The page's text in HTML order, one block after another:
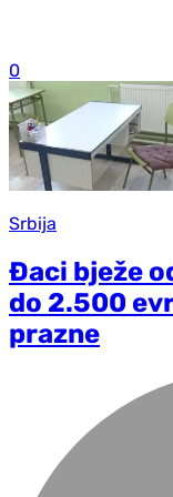
0
Srbija
Đaci bježe
do 2.500
prazne